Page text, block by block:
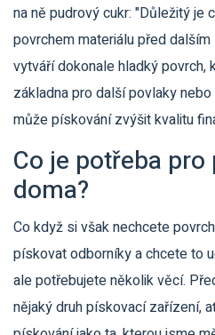
na ně pudrový cukr: "Důležitý je
povrchem materiálu před
vytváří dokonale hladký povrch,
základna pro další povlaky
může pískování zvýšit kvalitu
Co je potřeba
doma?
Co když si však nechcete
pískovat odborníky a chcete to
ale potřebujete několik věcí.
nějaký druh pískovací zařízení,